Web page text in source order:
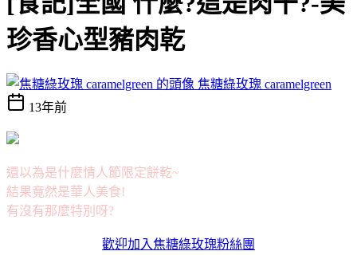
珍香心型豬肉乾
焦糖綠玫瑰 caramelgreen
13年前
還以為是什麼情人節限定餅乾~
結果竟然是華人美食!
有沒有那麼特別呀?
歡迎加入焦糖綠玫瑰粉絲團